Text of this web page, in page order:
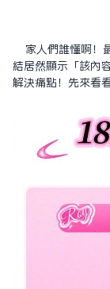
家人們誰懂啊！
結居然顯示「該內
解決痛點！先來看